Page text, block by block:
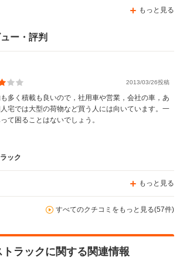
もっと見る
ー・評判
2013/03/26投稿
多く積載も良いので，社用車や営業，会社の車，あ
人宅では大型の荷物など買う人には向いています。一
て困ることはないでしょう。
ック
もっと見る
すべてのクチコミをもっと見る(57件)
トラックに関する関連情報